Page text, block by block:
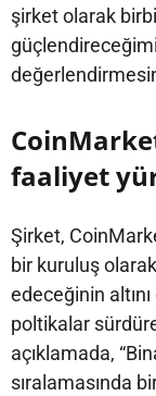
şirket olarak
faaliyet
Şirket,
bir kuruluş
edeceğinin
poltikalar
açıklamada,
sıralamasında